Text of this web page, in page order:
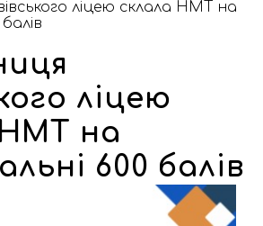
ліцею
на
600 балів